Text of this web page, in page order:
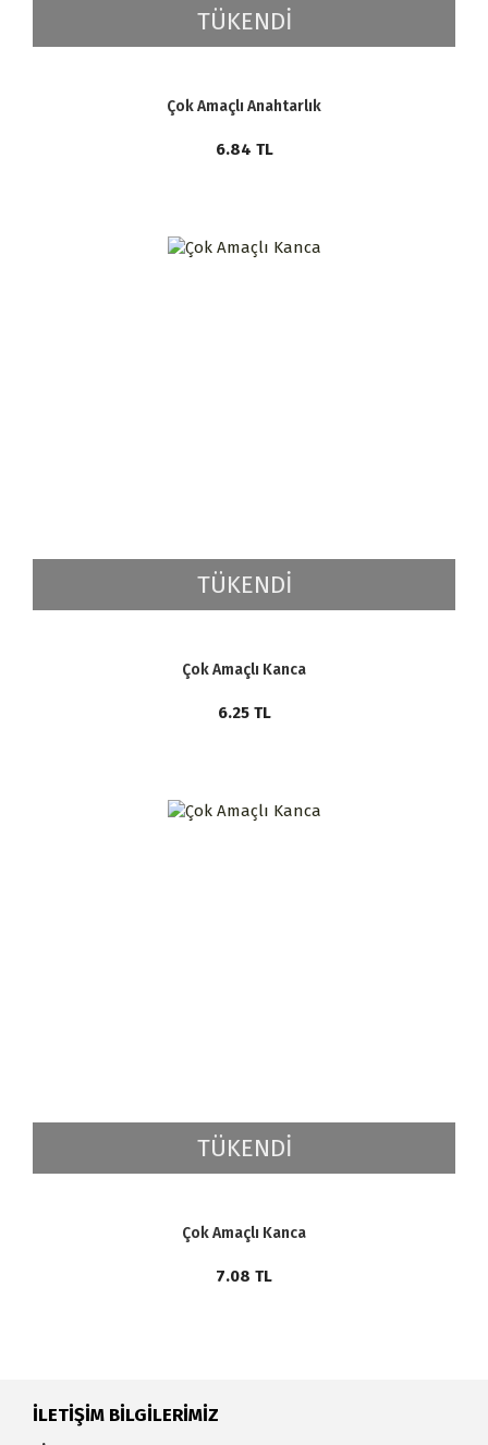
TÜKENDİ
Çok Amaçlı Anahtarlık
6.84 TL
TÜKENDİ
Çok Amaçlı Kanca
6.25TL
TÜKENDİ
Çok Amaçlı Kanca
7.08 TL
İLETİŞİM BİLGİLERİMİZ